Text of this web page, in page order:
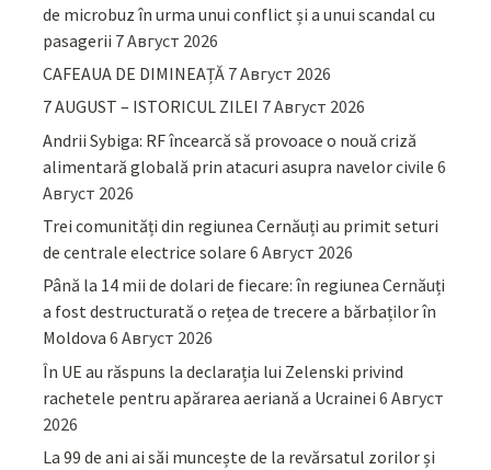
de microbuz în urma unui conflict și a unui scandal cu
pasagerii 7 Август 2026
CAFEAUA DE DIMINEAȚĂ 7 Август 2026
7 AUGUST – ISTORICUL ZILEI 7 Август 2026
Andrii Sybiga: RF încearcă să provoace o nouă criză
alimentară globală prin atacuri asupra navelor civile 6
Август 2026
Trei comunități din regiunea Cernăuți au primit seturi
de centrale electrice solare 6 Август 2026
Până la 14 mii de dolari de fiecare: în regiunea Cernăuți
a fost destructurată o rețea de trecere a bărbaților în
Moldova 6 Август 2026
În UE au răspuns la declarația lui Zelenski privind
rachetele pentru apărarea aeriană a Ucrainei 6 Август
2026
La 99 de ani ai săi muncește de la revărsatul zorilor și